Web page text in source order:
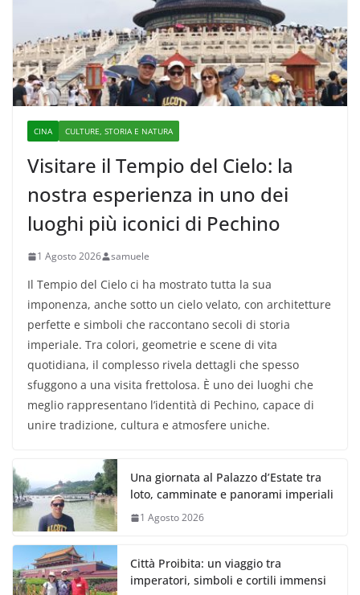
CINA CULTURE, STORIA E NATURA
Visitare il Tempio del Cielo: la
nostra esperienza in uno dei
luoghi più iconici di Pechino
1 Agosto 2026 samuele
Il Tempio del Cielo ci ha mostrato tutta la sua
imponenza, anche sotto un cielo velato, con architetture
perfette e simboli che raccontano secoli di storia
imperiale. Tra colori, geometrie e scene di vita
quotidiana, il complesso rivela dettagli che spesso
sfuggono a una visita frettolosa. È uno dei luoghi che
meglio rappresentano l’identità di Pechino, capace di
unire tradizione, cultura e atmosfere uniche.
Una giornata al Palazzo d’Estate tra
loto, camminate e panorami imperiali
1 Agosto 2026
Città Proibita: un viaggio tra
imperatori, simboli e cortili immensi